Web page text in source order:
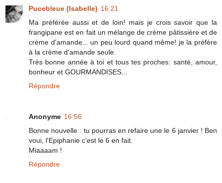
Pucebleue (Isabelle) 16:21
Ma préférée aussi et de loin! mais je crois savoir que la
frangipane est en fait un mélange de crème pâtissière et de
crème d'amande... un peu lourd quand même! je la préfère
à la crème d'amande seule.
Très bonne année à toi et tous tes proches: santé, amour,
bonheur et GOURMANDISES...
Répondre
Anonyme 16:56
Bonne nouvelle : tu pourras en refaire une le 6 janvier ! Ben
voui, l'Epiphanie c'est le 6 en fait.
Miaaaam !
Répondre